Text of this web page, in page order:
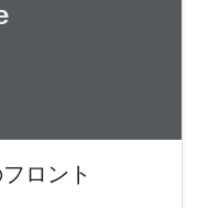
ロント